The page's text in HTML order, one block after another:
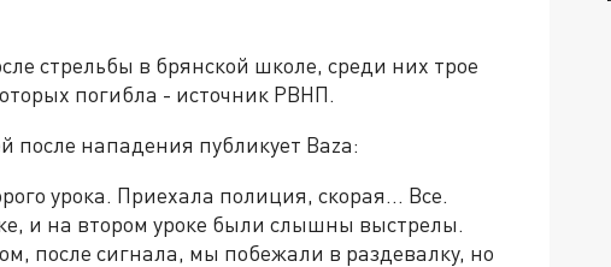
стрельбы в брянской школе, среди них трое
погибла - источник РВНП.
после нападения публикует Baza:
урока. Приехала полиция, скорая... Все.
и на втором уроке были слышны выстрелы.
после сигнала, мы побежали в раздевалку, но